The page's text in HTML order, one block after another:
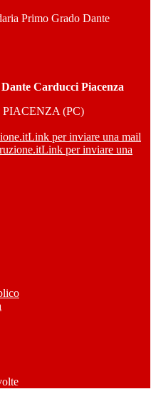
Primo Grado Dante
Carducci Piacenza
PIACENZA (PC)
Link per inviare una mail
Link per inviare una